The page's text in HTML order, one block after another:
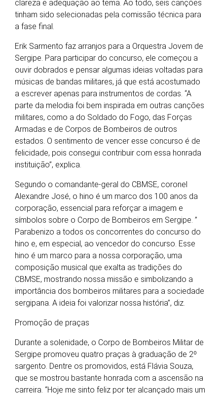
clareza e adequação ao tema. Ao todo, seis canções
tinham sido selecionadas pela comissão técnica para
a fase final.
Erik Sarmento faz arranjos para a Orquestra Jovem de
Sergipe. Para participar do concurso, ele começou a
ouvir dobrados e pensar algumas ideias voltadas para
músicas de bandas militares, já que está acostumado
a escrever apenas para instrumentos de cordas. “A
parte da melodia foi bem inspirada em outras canções
militares, como a do Soldado do Fogo, das Forças
Armadas e de Corpos de Bombeiros de outros
estados. O sentimento de vencer esse concurso é de
felicidade, pois consegui contribuir com essa honrada
instituição”, explica.
Segundo o comandante-geral do CBMSE, coronel
Alexandre José, o hino é um marco dos 100 anos da
corporação, essencial para reforçar a imagem e
símbolos sobre o Corpo de Bombeiros em Sergipe. ”
Parabenizo a todos os concorrentes do concurso do
hino e, em especial, ao vencedor do concurso. Esse
hino é um marco para a nossa corporação, uma
composição musical que exalta as tradições do
CBMSE, mostrando nossa missão e simbolizando a
importância dos bombeiros militares para a sociedade
sergipana. A ideia foi valorizar nossa história”, diz.
Promoção de praças
Durante a solenidade, o Corpo de Bombeiros Militar de
Sergipe promoveu quatro praças à graduação de 2º
sargento. Dentre os promovidos, está Flávia Souza,
que se mostrou bastante honrada com a ascensão na
carreira. “Hoje me sinto feliz por ter alcançado mais um